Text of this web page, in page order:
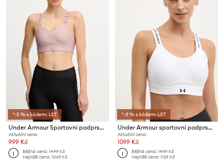
*-5 % s kódem: LST
Under Armour Sportovní podprsenka Infinity
Aktuální cena:
999 Kč
Běžná cena:1499 Kč
Nejnižší cena:1069 Kč
*-5 % s kódem: LST
Under Armour sportovní podprsenka Infinity
Aktuální cena:
1099 Kč
Běžná cena:1499 Kč
Nejnižší cena:1129 Kč